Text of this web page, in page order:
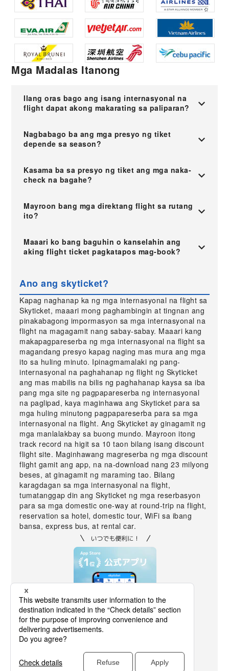
Mga Madalas Itanong
Ilang oras bago ang isang internasyonal na
flight dapat akong makarating sa paliparan?
Nagbabago ba ang mga presyo ng tiket
depende sa season?
Kasama ba sa presyo ng tiket ang mga naka-
check na bagahe?
Mayroon bang mga direktang flight sa rutang
ito?
Maaari ko bang baguhin o kanselahin ang
aking flight ticket pagkatapos mag-book?
Ano ang skyticket?
Kapag naghanap ka ng mga internasyonal na flight sa
Skyticket, maaari mong paghambingin at tingnan ang
pinakabagong impormasyon sa mga internasyonal na
flight na magagamit nang sabay-sabay. Maaari kang
makapagpareserba ng mga internasyonal na flight sa
magandang presyo kapag naging mas mura ang mga
ito sa huling minuto. Ipinagmamalaki ng pang-
internasyonal na paghahanap ng flight ng Skyticket
ang mas mabilis na bilis ng paghahanap kaysa sa iba
pang mga site ng pagpapareserba ng internasyonal
na paglipad, kaya maginhawa ang Skyticket para sa
mga huling minutong pagpapareserba para sa mga
internasyonal na flight. Ang Skyticket ay ginagamit ng
mga manlalakbay sa buong mundo. Mayroon itong
track record na higit sa 10 taon bilang isang discount
flight site. Maginhawang magreserba ng mga discount
flight gamit ang app, na na-download nang 23 milyong
beses, at ginagamit ng maraming tao. Bilang
karagdagan sa mga internasyonal na flight,
tumatanggap din ang Skyticket ng mga reserbasyon
para sa mga domestic one-way at round-trip na flight,
reservation sa hotel, domestic tour, WiFi sa ibang
bansa, express bus, at rental car.